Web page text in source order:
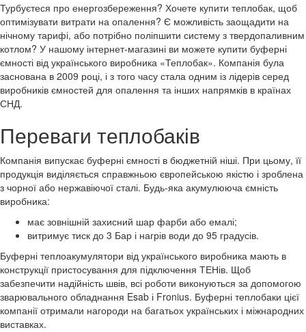
Турбуєтеся про енергозбереження? Хочете купити теплобак, щоб
оптимізувати витрати на опалення? Є можливість заощадити на
нічному тарифі, або потрібно поліпшити систему з твердопаливним
котлом? У нашому інтернет-магазині ви можете купити буферні
ємності від українського виробника «Теплобак». Компанія була
заснована в 2009 році, і з того часу стала одним із лідерів серед
виробників ємностей для опалення та інших напрямків в країнах
СНД.
Переваги теплобаків
Компанія випускає буферні ємності в бюджетній ніші. При цьому, її
продукція виділяється справжньою європейською якістю і зроблена
з чорної або нержавіючої сталі. Будь-яка акумулююча ємність
виробника:
має зовнішній захисний шар фарби або емалі;
витримує тиск до 3 Бар і нагрів води до 95 градусів.
Буферні теплоакумулятори від українського виробника мають в
конструкції пристосування для підключення ТЕНів. Щоб
забезпечити надійність швів, всі роботи виконуються за допомогою
зварювального обладнання Esab і Fronius. Буферні теплобаки цієї
компанії отримали нагороди на багатьох українських і міжнародних
виставках.